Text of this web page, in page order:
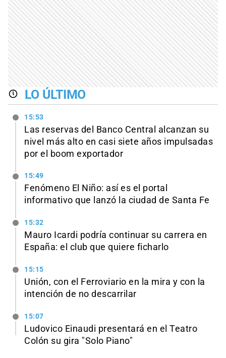
LO ÚLTIMO
15:53
Las reservas del Banco Central alcanzan su
nivel más alto en casi siete años impulsadas
por el boom exportador
15:49
Fenómeno El Niño: así es el portal
informativo que lanzó la ciudad de Santa Fe
15:32
Mauro Icardi podría continuar su carrera en
España: el club que quiere ficharlo
15:15
Unión, con el Ferroviario en la mira y con la
intención de no descarrilar
15:07
Ludovico Einaudi presentará en el Teatro
Colón su gira "Solo Piano"